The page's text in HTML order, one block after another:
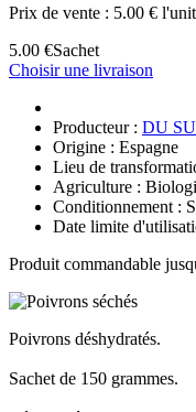
Prix de vente : 5.00 €
5.00 €Sachet
Choisir une livraison
Producteur : DU
Origine : Espagne
Lieu de
Agriculture :
Conditionnement :
Date limite
Produit commandable
Poivrons déshydratés.
Sachet de 150 grammes.